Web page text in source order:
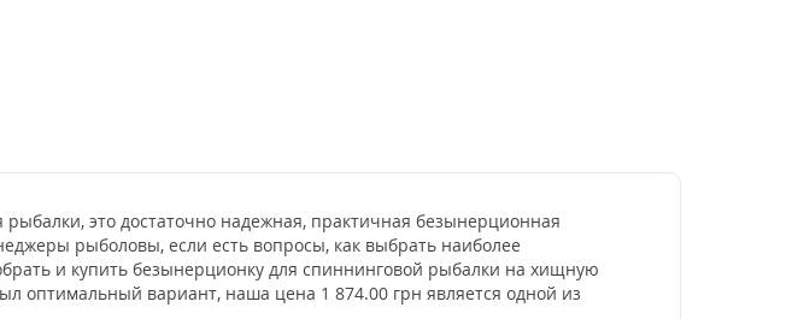
это достаточно надежная, практичная безынерционная
рыболовы, если есть вопросы, как выбрать наиболее
и купить безынерционку для спиннинговой рыбалки на хищную
оптимальный вариант, наша цена 1 874.00 грн является одной из